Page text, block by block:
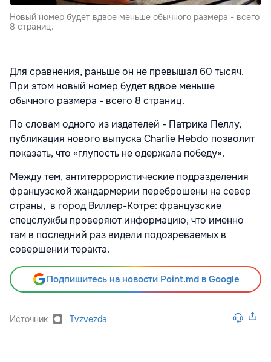
Новый номер будет вдвое меньше обычного размера - всего
8 страниц.
Для сравнения, раньше он не превышал 60 тысяч.
При этом новый номер будет вдвое меньше
обычного размера - всего 8 страниц.
По словам одного из издателей - Патрика Пеллу,
публикация нового выпуска Charlie Hebdo позволит
показать, что «глупость не одержала победу».
Между тем, антитеррористические подразделения
французской жандармерии переброшены на север
страны, в город Виллер-Котре: французские
спецслужбы проверяют информацию, что именно
там в последний раз видели подозреваемых в
совершении теракта.
Подпишитесь на новости Point.md в Google
Источник Tvzvezda